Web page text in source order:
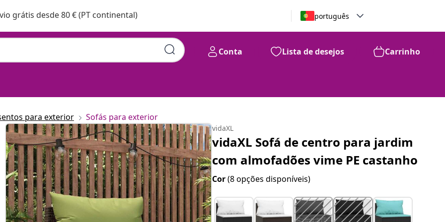
grátis desde 80 € (PT continental) português
Conta Lista de desejos Carrinho
para exterior Sofás para exterior
vidaXL
vidaXL Sofá de centro para jardim
com almofadões vime PE castanho
Cor(8 opções disponíveis)